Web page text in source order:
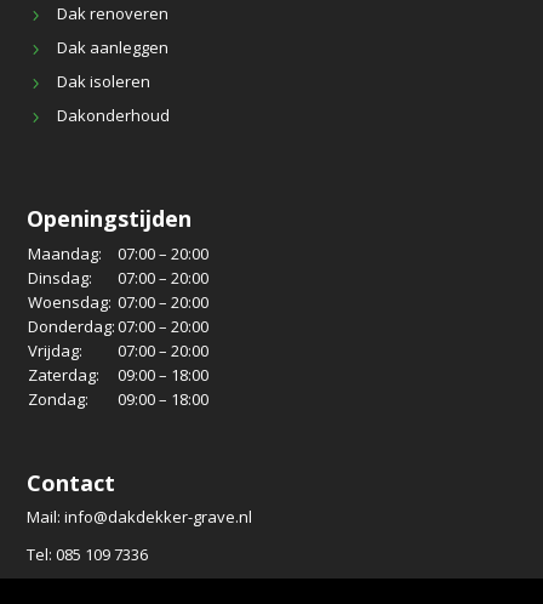
Dak renoveren
Dak aanleggen
Dak isoleren
Dakonderhoud
Openingstijden
Maandag:
07:00 – 20:00
Dinsdag:
07:00 – 20:00
Woensdag: 07:00 – 20:00
Donderdag:07:00 – 20:00
Vrijdag:
07:00 – 20:00
Zaterdag:
09:00 – 18:00
Zondag:
09:00 – 18:00
Contact
Mail: info@dakdekker-grave.nl
Tel: 085 109 7336